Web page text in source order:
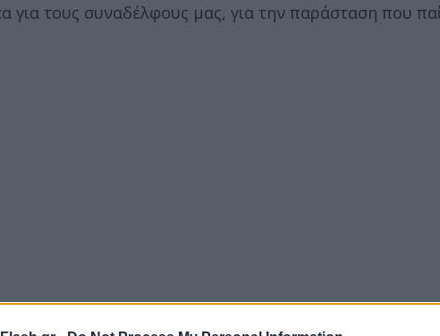
για τους συναδέλφους μας, για την παράσταση που